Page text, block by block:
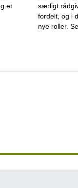
et
særligt
fordelt, og i
nye roller.